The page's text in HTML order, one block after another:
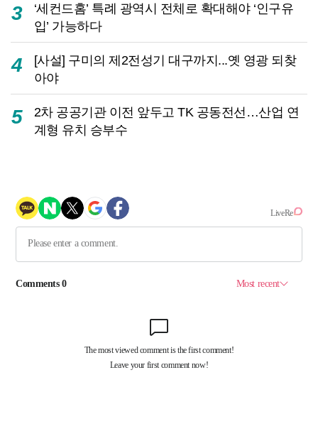
3
‘세컨드홈’ 특례 광역시 전체로 확대해야 ‘인구유
입’ 가능하다
4
[사설] 구미의 제2전성기 대구까지...옛 영광 되찾
아야
5
2차 공공기관 이전 앞두고 TK 공동전선…산업 연
계형 유치 승부수